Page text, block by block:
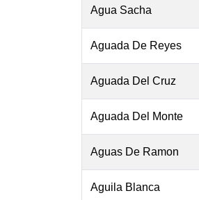
Agua Sacha
Aguada De Reyes
Aguada Del Cruz
Aguada Del Monte
Aguas De Ramon
Aguila Blanca